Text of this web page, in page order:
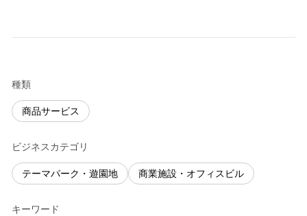
種類
商品サービス
ビジネスカテゴリ
テーマパーク・遊園地 商業施設・オフィスビル
キーワード